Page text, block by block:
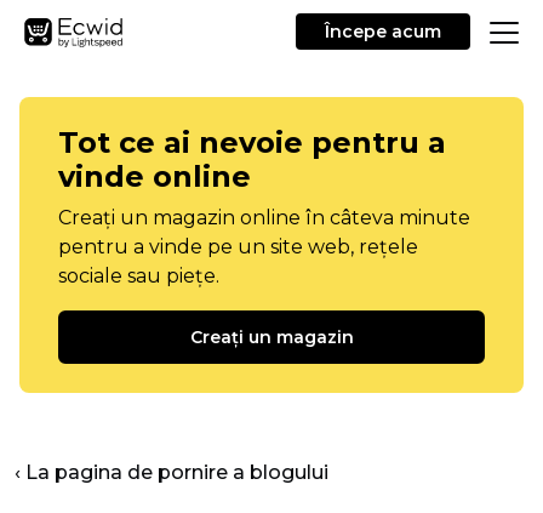
Începe acum
Tot ce ai nevoie pentru a
vinde online
Creați un magazin online în câteva minute
pentru a vinde pe un site web, rețele
sociale sau piețe.
Creați un magazin
‹ La pagina de pornire a blogului